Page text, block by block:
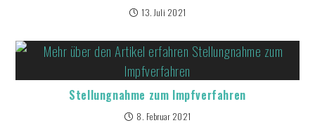
13. Juli 2021
Stellungnahme zum Impfverfahren
8. Februar 2021